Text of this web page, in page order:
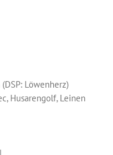
Löwenherz)
Husarengolf, Leinen